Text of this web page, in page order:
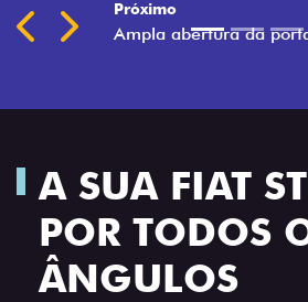
A SUA FIAT
POR TODOS
ÂNGULOS